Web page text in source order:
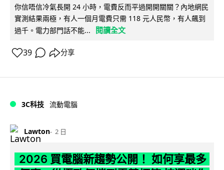
你信唔信冷氣長開 24 小時，電費反而平過開開關關？內地網民
實測結果兩極，有人一個月電費只需 118 元人民幣，有人飆到
過千。電力部門話不能...
閱讀全文
39 分享
3C科技 流動電腦
Lawton 2 日
2026 買電腦新趨勢公開！ 如何享最多